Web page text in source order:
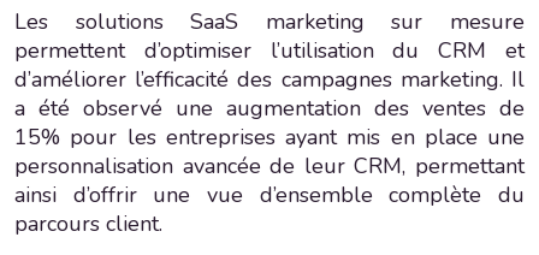
Les solutions SaaS marketing sur mesure
permettent d’optimiser l’utilisation du CRM et
d’améliorer l’efficacité des campagnes marketing. Il
a été observé une augmentation des ventes de
15% pour les entreprises ayant mis en place une
personnalisation avancée de leur CRM, permettant
ainsi d’offrir une vue d’ensemble complète du
parcours client.